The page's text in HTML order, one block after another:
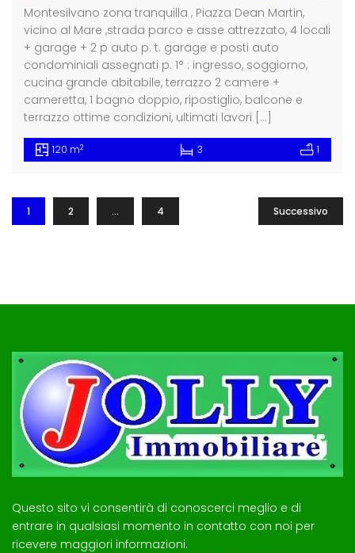
Montesilvano zona tranquilla , Piazza Dean Martin,
vicino al Mare ,strada parco e asse attrezzato, 4 locali
+ garage + 2 p auto p. t. garage e posti auto
condominiali assegnati p. 1° : ingresso, soggiorno,
cucina grande abitabile, terrazzo 2 camere +
cameretta, 1 bagno doppio, ripostiglio, balcone e
terrazzo ottime condizioni, ultimati lavori […]
120 m2 3 1
1 2 … 4 Successivo
Questo sito vi consentirà di conoscerci meglio e di
entrare in qualsiasi momento in contatto con noi per
ricevere maggiori informazioni.